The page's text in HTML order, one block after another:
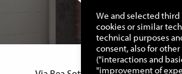
Manuello Design Srl
We and selected third
cookies or similar
technical purposes
consent, also for
("interactions and
"improvement of